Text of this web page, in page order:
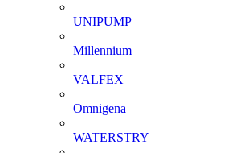
UNIPUMP
Millennium
VALFEX
Omnigena
WATERSTRY